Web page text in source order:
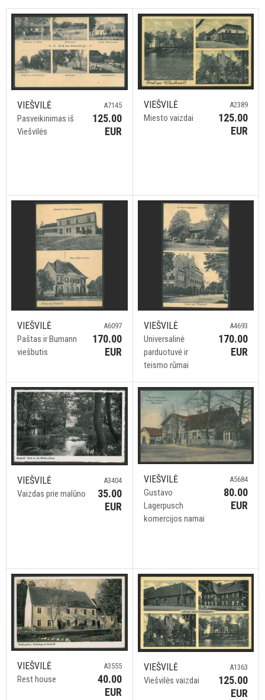
VIEŠVILĖ
Pasveikinimas iš
Viešvilės
A7145
125.00
EUR
VIEŠVILĖ
Miesto vaizdai
A2389
125.00
EUR
VIEŠVILĖ
Paštas ir Bumann
viešbutis
A6097
170.00
EUR
VIEŠVILĖ
Universalinė
parduotuvė ir
teismo rūmai
A4693
170.00
EUR
VIEŠVILĖ
Vaizdas prie malūno
A3404
35.00
EUR
VIEŠVILĖ
Gustavo
Lagerpusch
komercijos namai
A5684
80.00
EUR
VIEŠVILĖ
Rest house
A3555
40.00
EUR
VIEŠVILĖ
Viešvilės vaizdai
A1363
125.00
EUR